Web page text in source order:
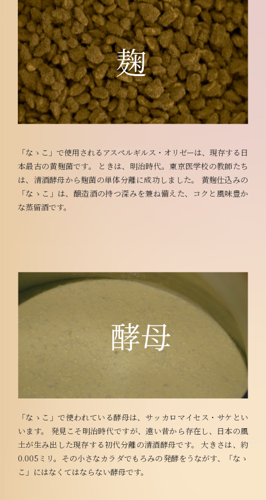
「なゝこ」で使用されるアスペルギルス・オリゼーは、現存する日
本最古の黄麹菌です。 ときは、明治時代。東京医学校の教師たち
は、清酒酵母から麹菌の単体分離に成功しました。 黄麹仕込みの
「なゝこ」は、醸造酒の持つ深みを兼ね備えた、コクと風味豊か
な蒸留酒です。
「なゝこ」で使われている酵母は、サッカロマイセス・サケとい
います。 発見こそ明治時代ですが、遠い昔から存在し、日本の風
土が生み出した現存する初代分離の清酒酵母です。 大きさは、約
0.005ミリ。その小さなカラダでもろみの発酵をうながす、「なゝ
こ」にはなくてはならない酵母です。